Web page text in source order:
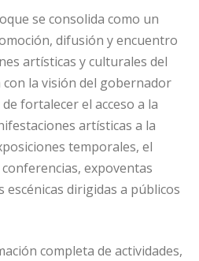
se consolida como un
difusión y encuentro
artísticas y culturales del
la visión del gobernador
fortalecer el acceso a la
artísticas a la
temporales, el
expoventas
escénicas dirigidas a públicos
completa de actividades,